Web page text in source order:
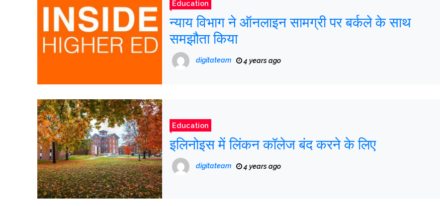
Education
न्याय विभाग ने ऑनलाइन सामग्री पर बर्कले के साथ
समझौता किया
digitateam 4 years ago
Education
इलिनोइस में लिंकन कॉलेज बंद करने के लिए
digitateam 4 years ago